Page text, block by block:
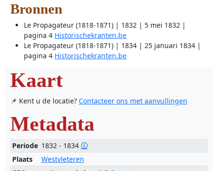
Bronnen
Le Propagateur (1818-1871) | 1832 | 5 mei 1832 |
pagina 4 Historischekranten.be
Le Propagateur (1818-1871) | 1834 | 25 januari 1834 |
pagina 4 Historischekranten.be
Kaart
📌 Kent u de locatie? Contacteer ons met aanvullingen
Metadata
Periode 1832 - 1834 🛈
Plaats
Westvleteren